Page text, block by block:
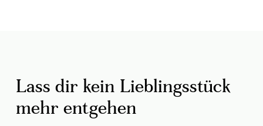
Lass dir kein Lieblingsstück
mehr entgehen